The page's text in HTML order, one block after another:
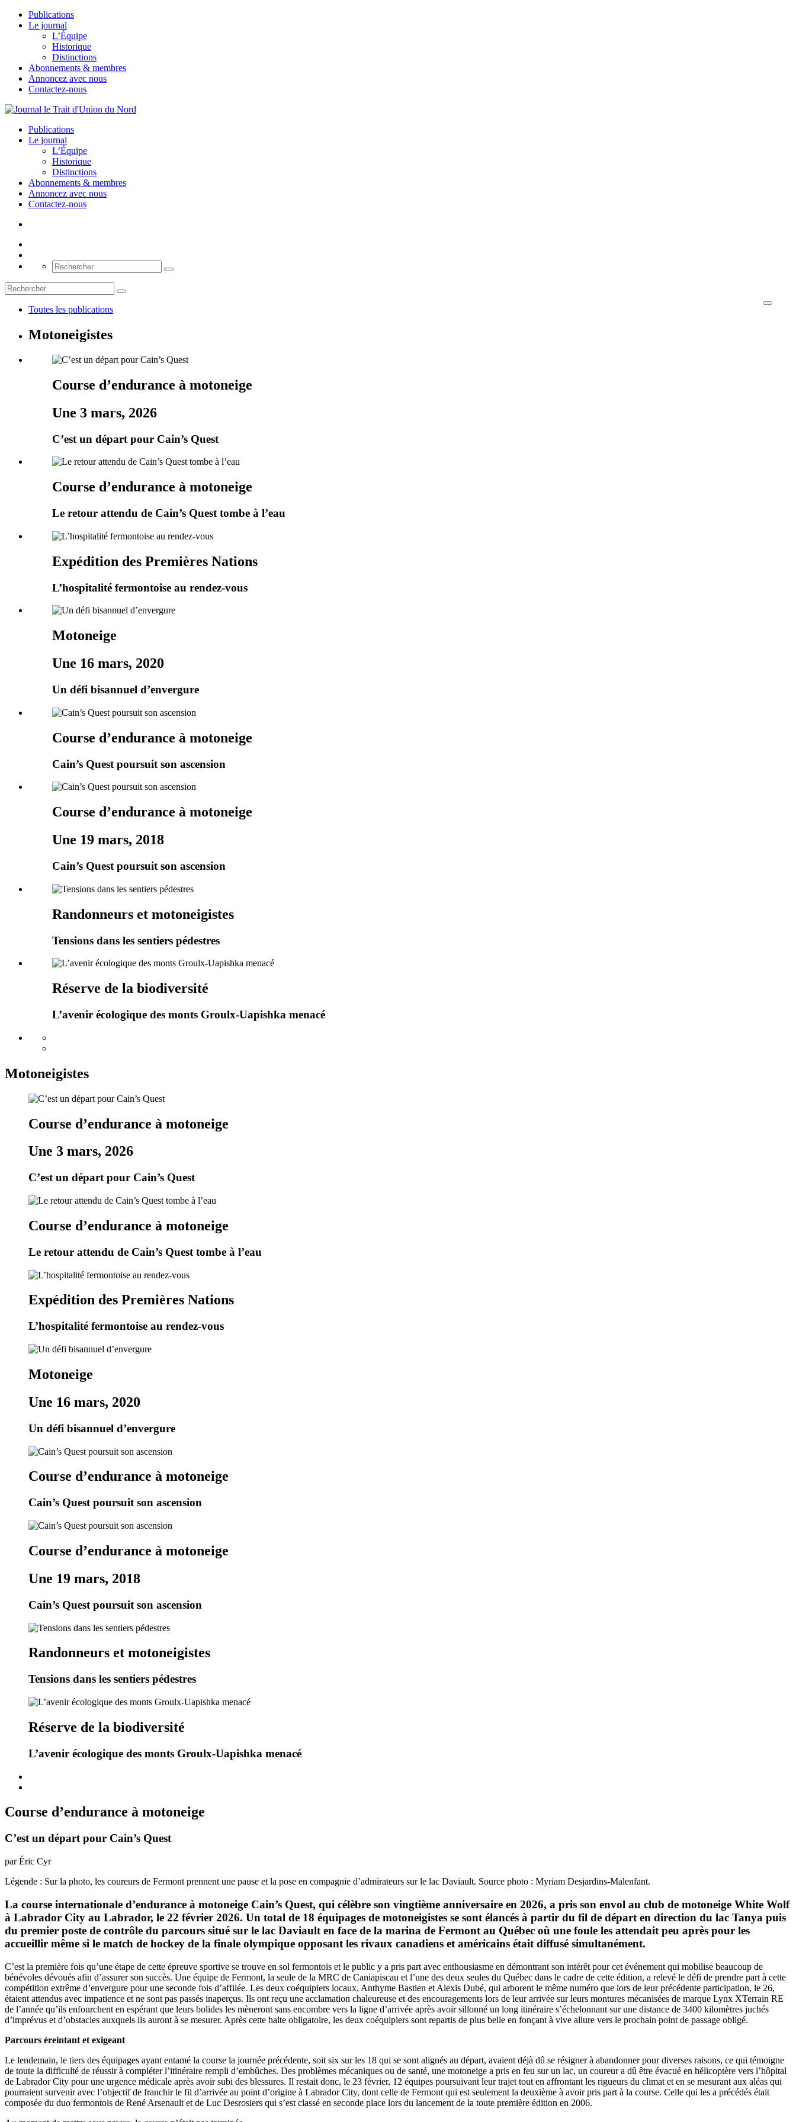
Publications
Le journal
L’Équipe
Historique
Distinctions
Abonnements & membres
Annoncez avec nous
Contactez-nous
Publications
Le journal
L’Équipe
Historique
Distinctions
Abonnements & membres
Annoncez avec nous
Contactez-nous
Toutes les publications
Motoneigistes
Course d’endurance à motoneige
Une 3 mars, 2026
C’est un départ pour Cain’s Quest
Course d’endurance à motoneige
Le retour attendu de Cain’s Quest tombe à l’eau
Expédition des Premières Nations
L’hospitalité fermontoise au rendez-vous
Motoneige
Une 16 mars, 2020
Un défi bisannuel d’envergure
Course d’endurance à motoneige
Cain’s Quest poursuit son ascension
Course d’endurance à motoneige
Une 19 mars, 2018
Cain’s Quest poursuit son ascension
Randonneurs et motoneigistes
Tensions dans les sentiers pédestres
Réserve de la biodiversité
L’avenir écologique des monts Groulx-Uapishka menacé
Motoneigistes
Course d’endurance à motoneige
Une 3 mars, 2026
C’est un départ pour Cain’s Quest
Course d’endurance à motoneige
Le retour attendu de Cain’s Quest tombe à l’eau
Expédition des Premières Nations
L’hospitalité fermontoise au rendez-vous
Motoneige
Une 16 mars, 2020
Un défi bisannuel d’envergure
Course d’endurance à motoneige
Cain’s Quest poursuit son ascension
Course d’endurance à motoneige
Une 19 mars, 2018
Cain’s Quest poursuit son ascension
Randonneurs et motoneigistes
Tensions dans les sentiers pédestres
Réserve de la biodiversité
L’avenir écologique des monts Groulx-Uapishka menacé
Course d’endurance à motoneige
C’est un départ pour Cain’s Quest
par Éric Cyr
Légende : Sur la photo, les coureurs de Fermont prennent une pause et la pose en compagnie d’admirateurs sur le lac Daviault. Source photo : Myriam Desjardins-Malenfant.
La course internationale d’endurance à motoneige Cain’s Quest, qui célèbre son vingtième anniversaire en 2026, a pris son envol au club de motoneige White Wolf
à Labrador City au Labrador, le 22 février 2026. Un total de 18 équipages de motoneigistes se sont élancés à partir du fil de départ en direction du lac Tanya puis
du premier poste de contrôle du parcours situé sur le lac Daviault en face de la marina de Fermont au Québec où une foule les attendait peu après pour les
accueillir même si le match de hockey de la finale olympique opposant les rivaux canadiens et américains était diffusé simultanément.
C’est la première fois qu’une étape de cette épreuve sportive se trouve en sol fermontois et le public y a pris part avec enthousiasme en démontrant son intérêt pour cet événement qui mobilise beaucoup de
bénévoles dévoués afin d’assurer son succès. Une équipe de Fermont, la seule de la MRC de Caniapiscau et l’une des deux seules du Québec dans le cadre de cette édition, a relevé le défi de prendre part à cette
compétition extrême d’envergure pour une seconde fois d’affilée. Les deux coéquipiers locaux, Anthyme Bastien et Alexis Dubé, qui arborent le même numéro que lors de leur précédente participation, le 26,
étaient attendus avec impatience et ne sont pas passés inaperçus. Ils ont reçu une acclamation chaleureuse et des encouragements lors de leur arrivée sur leurs montures mécanisées de marque Lynx XTerrain RE
de l’année qu’ils enfourchent en espérant que leurs bolides les mèneront sans encombre vers la ligne d’arrivée après avoir sillonné un long itinéraire s’échelonnant sur une distance de 3400 kilomètres juchés
d’imprévus et d’obstacles auxquels ils auront à se mesurer. Après cette halte obligatoire, les deux coéquipiers sont repartis de plus belle en fonçant à vive allure vers le prochain point de passage obligé.
Parcours éreintant et exigeant
Le lendemain, le tiers des équipages ayant entamé la course la journée précédente, soit six sur les 18 qui se sont alignés au départ, avaient déjà dû se résigner à abandonner pour diverses raisons, ce qui témoigne
de toute la difficulté de réussir à compléter l’itinéraire rempli d’embûches. Des problèmes mécaniques ou de santé, une motoneige a pris en feu sur un lac, un coureur a dû être évacué en hélicoptère vers l’hôpital
de Labrador City pour une urgence médicale après avoir subi des blessures. Il restait donc, le 23 février, 12 équipes poursuivant leur trajet tout en affrontant les rigueurs du climat et en se mesurant aux aléas qui
pourraient survenir avec l’objectif de franchir le fil d’arrivée au point d’origine à Labrador City, dont celle de Fermont qui est seulement la deuxième à avoir pris part à la course. Celle qui les a précédés était
composée du duo fermontois de René Arsenault et de Luc Desrosiers qui s’est classé en seconde place lors du lancement de la toute première édition en 2006.